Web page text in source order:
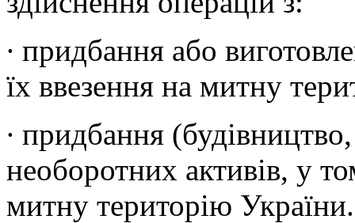
∙ придбання або
їх ввезення на митну
∙ придбання
необоротних активів, у
митну територію України.